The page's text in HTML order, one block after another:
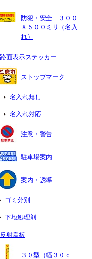
防犯・安全 ３００
Ｘ５００ミリ（名入
れ）
路面表示ステッカー
ストップマーク
名入れ無し
名入れ対応
注意・警告
駐車場案内
案内・誘導
ゴミ分別
下地処理剤
反射看板
３０型（幅３０ｃ